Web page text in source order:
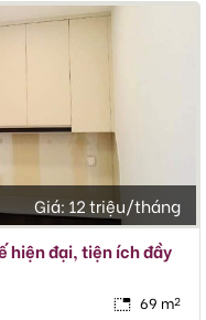
Giá: 12 triệu/tháng
hiện đại, tiện ích đầy
69 m2